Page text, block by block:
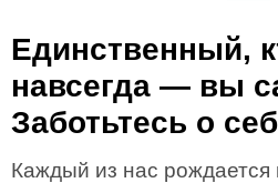
Единственный,
навсегда — вы
Заботьтесь о
Каждый из нас рождается